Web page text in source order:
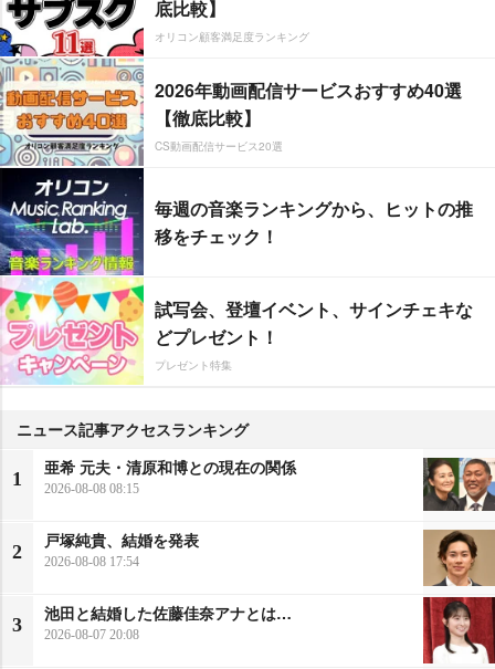
底比較】
オリコン顧客満足度ランキング
2026年動画配信サービスおすすめ40選
【徹底比較】
CS動画配信サービス20選
毎週の音楽ランキングから、ヒットの推
移をチェック！
試写会、登壇イベント、サインチェキな
どプレゼント！
プレゼント特集
ニュース記事アクセスランキング
1
亜希 元夫・清原和博との現在の関係
2026-08-08 08:15
2
戸塚純貴、結婚を発表
2026-08-08 17:54
3
池田と結婚した佐藤佳奈アナとは…
2026-08-07 20:08